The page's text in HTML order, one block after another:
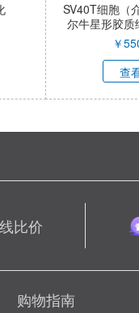
SV40T细胞（
尔牛星形胶质
￥
查
比价
购物指南